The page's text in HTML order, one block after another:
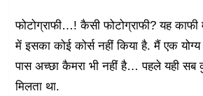
फोटोग्राफी…! कैसी फोटोग्राफी? यह
में इसका कोई कोर्स नहीं किया है. मैं एक योग्य
पास अच्छा कैमरा भी नहीं है… पहले यही
मिलता था.